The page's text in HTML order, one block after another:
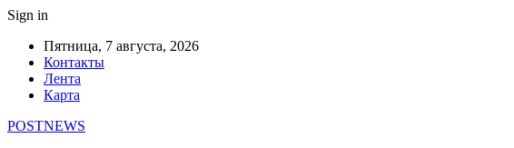
Sign in
Пятница, 7 августа, 2026
Контакты
Лента
Карта
POSTNEWS